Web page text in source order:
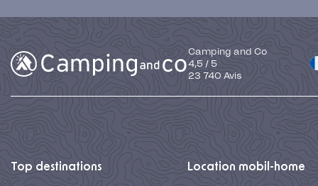
Camping and Co
4,5 / 5
23 740 Avis
Top destinations Location mobil-home